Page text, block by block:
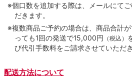
※個口数を追加する際は、メールにて
だきます。
※複数商品ご予約の場合は、商品合計
っても1回の発送で15,000円 （税込）
び代引手数料をご請求させていただき
配送方法について